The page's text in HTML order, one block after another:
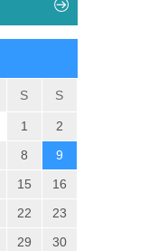
S S
1
2
8
9
15
16
22
23
29
30